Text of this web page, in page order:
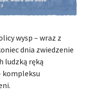
wysp – wraz z
dnia zwiedzenie
ludzką ręką
kompleksu